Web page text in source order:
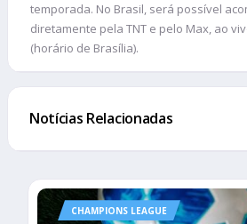
temporada. No Brasil, será possível
diretamente pela TNT e pelo Max, ao
(horário de Brasília).
Notícias Relacionadas
CHAMPIONS LEAGUE